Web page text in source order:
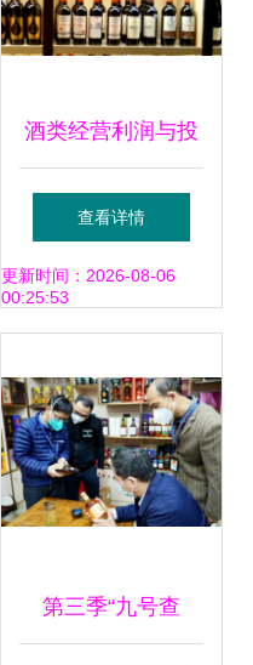
酒类经营利润与投
资中国酒类批发网
的效益分析
查看详情
更新时间：2026-08-06
00:25:53
第三季“九号查